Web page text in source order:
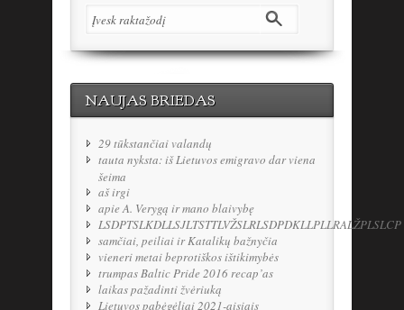
NAUJAS BRIEDAS
29 tūkstančiai valandų
tauta nyksta: iš Lietuvos emigravo dar viena
šeima
aš irgi
apie A. Verygą ir mano blaivybę
LSDPTSLKDLLSJLTSTTLVŽSLRLSDPDKLLPLLRALŽPLSLCP
samčiai, peiliai ir Katalikų bažnyčia
vieneri metai beprotiškos ištikimybės
trumpas Baltic Pride 2016 recap’as
laikas pažadinti žvėriuką
Lietuvos pabėgėliai 2021-aisiais